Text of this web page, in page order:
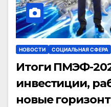
НОВОСТИ СОЦИАЛЬНАЯ СФЕРА
Итоги ПМЭФ-
инвестиции,
новые